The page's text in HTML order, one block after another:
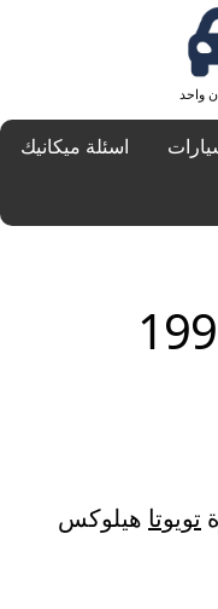
واحد
اسئلة ميكانيك
تويوتا هيلوكس